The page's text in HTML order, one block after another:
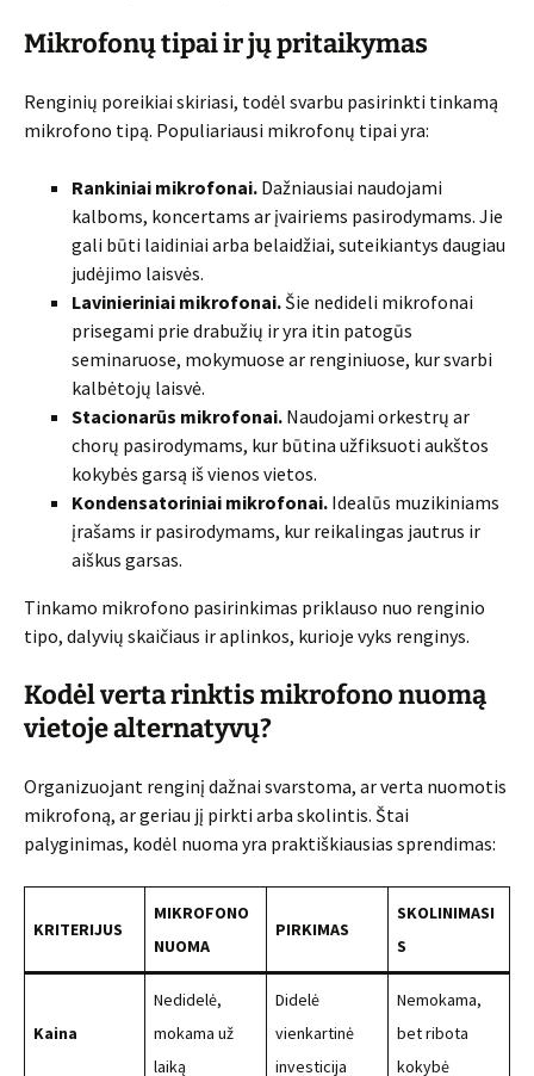
Mikrofonų tipai ir jų pritaikymas
Renginių poreikiai skiriasi, todėl svarbu pasirinkti tinkamą
mikrofono tipą. Populiariausi mikrofonų tipai yra:
Rankiniai mikrofonai. Dažniausiai naudojami
kalboms, koncertams ar įvairiems pasirodymams. Jie
gali būti laidiniai arba belaidžiai, suteikiantys daugiau
judėjimo laisvės.
Lavinieriniai mikrofonai.Šie nedideli mikrofonai
prisegami prie drabužių ir yra itin patogūs
seminaruose, mokymuose ar renginiuose, kur svarbi
kalbėtojų laisvė.
Stacionarūs mikrofonai. Naudojami orkestrų ar
chorų pasirodymams, kur būtina užfiksuoti aukštos
kokybės garsą iš vienos vietos.
Kondensatoriniai mikrofonai. Idealūs muzikiniams
įrašams ir pasirodymams, kur reikalingas jautrus ir
aiškus garsas.
Tinkamo mikrofono pasirinkimas priklauso nuo renginio
tipo, dalyvių skaičiaus ir aplinkos, kurioje vyks renginys.
Kodėl verta rinktis mikrofono nuomą
vietoje alternatyvų?
Organizuojant renginį dažnai svarstoma, ar verta nuomotis
mikrofoną, ar geriau jį pirkti arba skolintis. Štai
palyginimas, kodėl nuoma yra praktiškiausias sprendimas:
KRITERIJUS
MIKROFONO
NUOMA
PIRKIMAS
SKOLINIMASI
S
Kaina
Nedidelė,
mokama už
laiką
Didelė
vienkartinė
investicija
Nemokama,
bet ribota
kokybė